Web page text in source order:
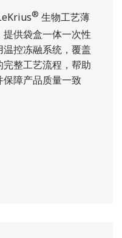
® 生物工艺薄
提供袋盒一体一次性
控冻融系统，覆盖
整工艺流程，帮助
障产品质量一致